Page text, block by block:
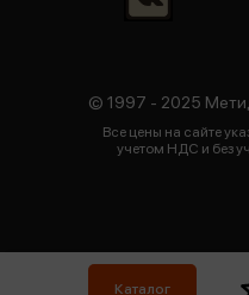
Каталог
© 1997 - 2025
Все цены на сайте
учетом НДС и без